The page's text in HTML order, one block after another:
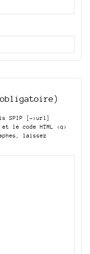
SPIP
[->url]
et le code HTML <q>
laissez